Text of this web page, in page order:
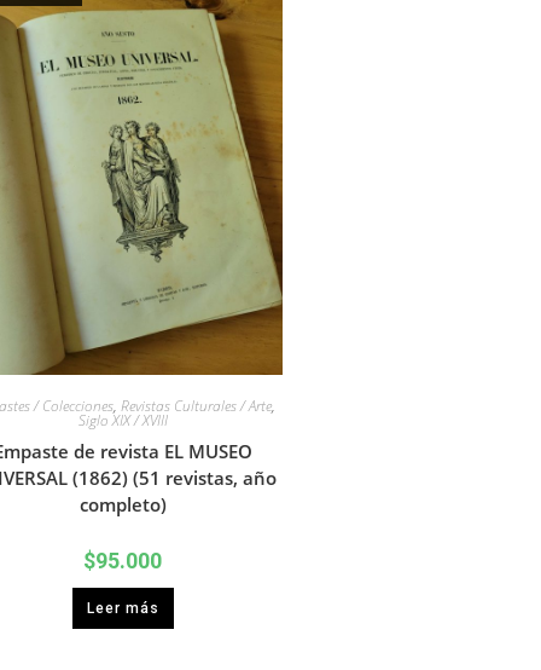
/ Colecciones, Revistas Culturales / Arte,
Siglo XIX / XVIII
de revista EL MUSEO
(1862) (51 revistas, año
completo)
$95.000
Leer más